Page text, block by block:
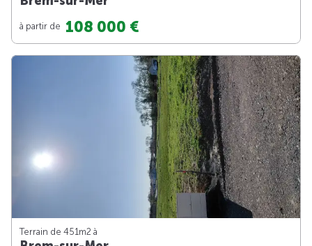
à partir de 108 000 €
Terrain de 451m2 à